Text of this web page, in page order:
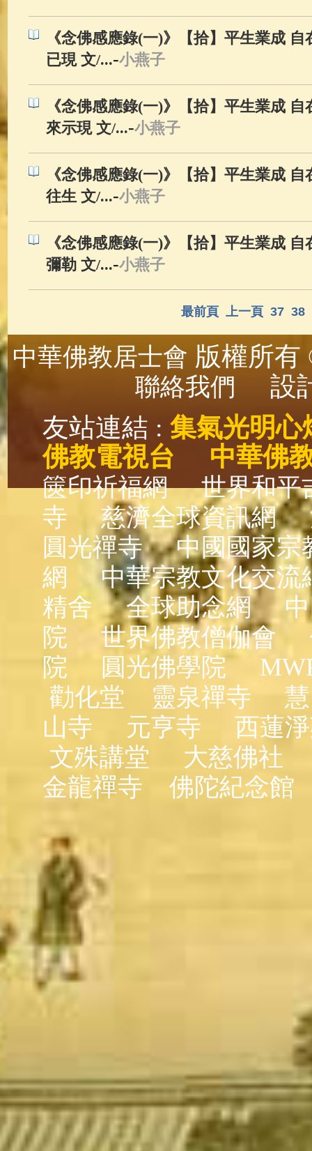
《念佛感應錄(一)》【拾】平生業成
已現 文/...-小燕子
《念佛感應錄(一)》【拾】平生業成
來示現 文/...-小燕子
《念佛感應錄(一)》【拾】平生業成
往生 文/...-小燕子
《念佛感應錄(一)》【拾】平生業成
彌勒 文/...-小燕子
最前頁 上一頁 37 38
中華佛教居士會 版權所
聯絡我們
設
友站連結 : 集氣光明心
佛教電視台
中華佛
篋印祈福網
世界和平
寺
慈濟全球資訊網
圓光禪寺
中國國家宗
網
中華宗教文化交流
精舍
全球助念網
院
世界佛教僧伽會
院
圓光佛學院
勸化堂
靈泉禪寺
山寺
元亨寺
西蓮
文殊講堂
大慈佛社
金龍禪寺
佛陀紀念館